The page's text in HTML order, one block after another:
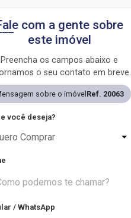
com a gente sobre
este imóvel
Preencha os campos abaixo e
o seu contato em breve.
sobre o imóvel Ref. 20063
você deseja?
Comprar
/ WhatsApp